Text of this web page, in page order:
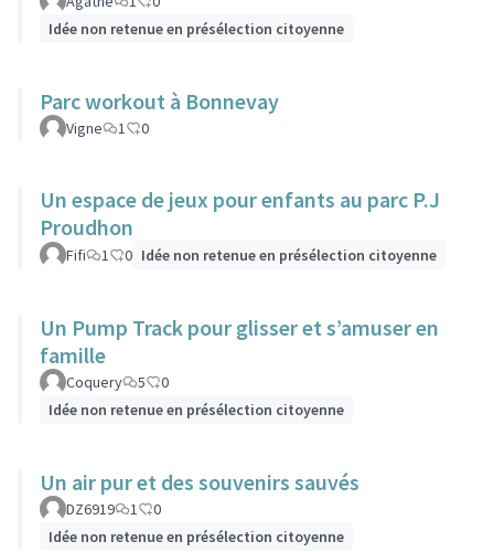
Idée non retenue en présélection citoyenne
Parc workout à Bonnevay
Vigne 1 0
Un espace de jeux pour enfants au parc P.J
Proudhon
Fifi 1 0 Idée non retenue en présélection citoyenne
Un Pump Track pour glisser et s’amuser en
famille
Coquery 5
0
Idée non retenue en présélection citoyenne
Un air pur et des souvenirs sauvés
DZ6919 1
0
Idée non retenue en présélection citoyenne